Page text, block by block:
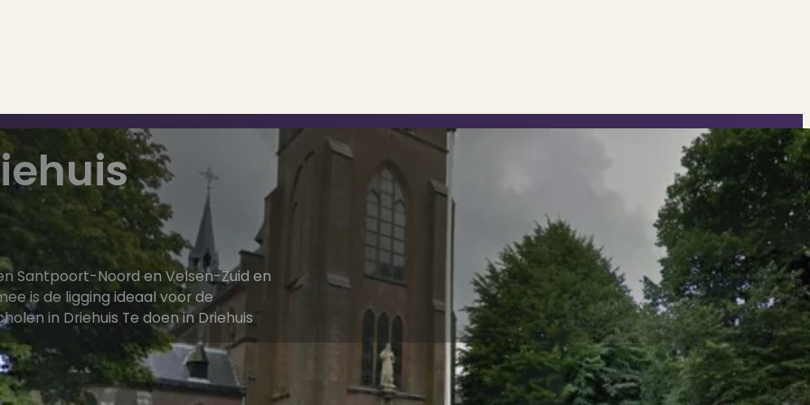
Santpoort-Noord en Velsen-Zuid en
is de ligging ideaal voor de
in Driehuis Te doen in Driehuis